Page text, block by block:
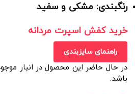
رنگبندی: مشکی و سفید
خرید کفش اسپرت مردانه
راهنمای سایزبندی
در حال حاضر این محصول در انبار
باشد.